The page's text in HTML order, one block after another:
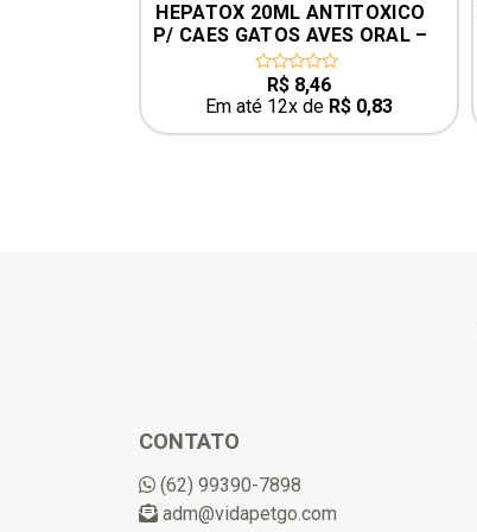
CERUCLEAN HIGIENIZADOR DE
OUVIDOS CÃES E GATOS
100ML UCB
out
of
5
R$25,96
Em até 12x de R$ 2,54
CONTATO
(62) 99390-7898
adm@vidapetgo.com